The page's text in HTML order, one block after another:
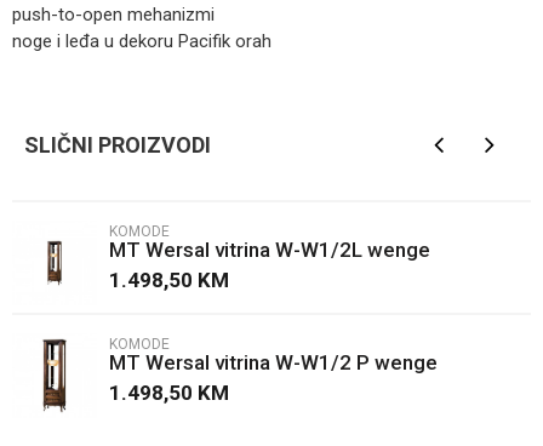
push-to-open mehanizmi
noge i leđa u dekoru Pacifik orah
Poruka
SLIČNI PROIZVODI
KOMODE
MT Wersal vitrina W-W1/2L wenge
1.498,50 KM
KOMODE
MT Wersal vitrina W-W1/2 P wenge
1.498,50 KM